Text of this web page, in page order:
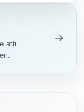
atti